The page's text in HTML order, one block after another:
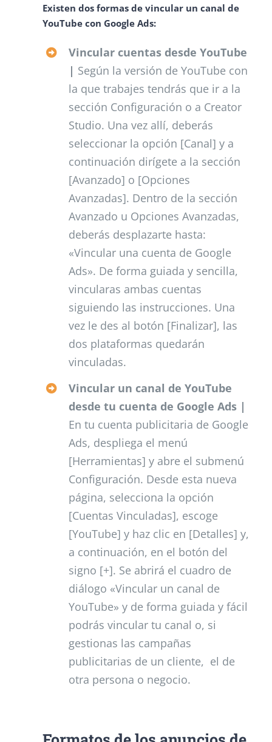
Existen dos formas de vincular un canal de
YouTube con Google Ads:
Vincular cuentas desde YouTube
| Según la versión de YouTube con
la que trabajes tendrás que ir a la
sección Configuración o a Creator
Studio. Una vez allí, deberás
seleccionar la opción [Canal] y a
continuación dirígete a la sección
[Avanzado] o [Opciones
Avanzadas]. Dentro de la sección
Avanzado u Opciones Avanzadas,
deberás desplazarte hasta:
«Vincular una cuenta de Google
Ads». De forma guiada y sencilla,
vincularas ambas cuentas
siguiendo las instrucciones. Una
vez le des al botón [Finalizar], las
dos plataformas quedarán
vinculadas.
Vincular un canal de YouTube
desde tu cuenta de Google Ads |
En tu cuenta publicitaria de Google
Ads, despliega el menú
[Herramientas] y abre el submenú
Configuración. Desde esta nueva
página, selecciona la opción
[Cuentas Vinculadas], escoge
[YouTube] y haz clic en [Detalles] y,
a continuación, en el botón del
signo [+]. Se abrirá el cuadro de
diálogo «Vincular un canal de
YouTube» y de forma guiada y fácil
podrás vincular tu canal o, si
gestionas las campañas
publicitarias de un cliente, el de
otra persona o negocio.